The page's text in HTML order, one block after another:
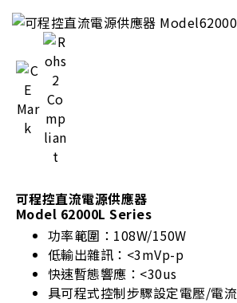
可程控直流電源供應器
Model 62000L Series
功率範圍：108W/150W
低輸出雜訊：<3mVp-p
快速暫態響應：<30us
具可程式控制步驟設定電壓/電流